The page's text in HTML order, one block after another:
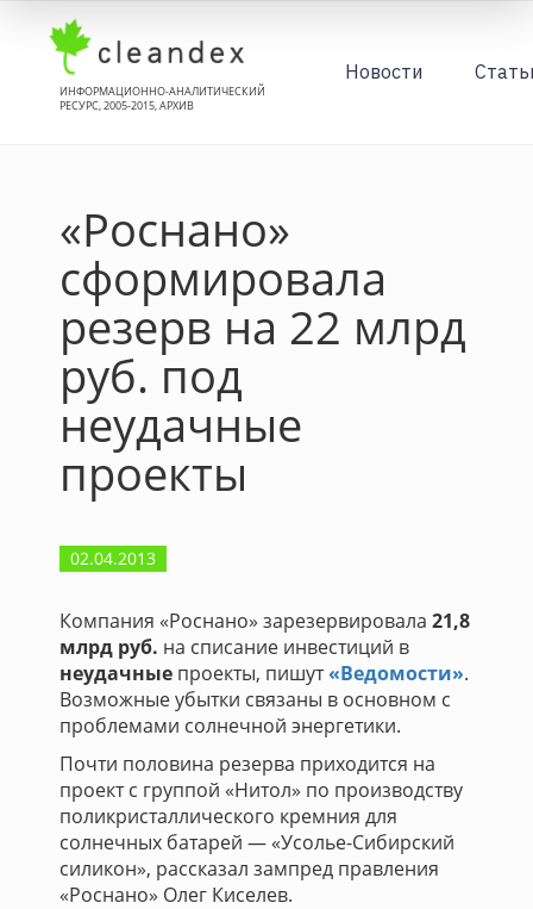
ИНФОРМАЦИОННО-АНАЛИТИЧЕСКИЙ
РЕСУРС, 2005-2015, АРХИВ
Новости
«Роснано»
сформировала
резерв на 22 млрд
руб. под
неудачные
проекты
02.04.2013
Компания «Роснано» зарезервировала 21,8
млрд руб. на списание инвестиций в
неудачные проекты, пишут«Ведомости».
Возможные убытки связаны в основном с
проблемами солнечной энергетики.
Почти половина резерва приходится на
проект с группой «Нитол» по производству
поликристаллического кремния для
солнечных батарей — «Усолье-Сибирский
силикон», рассказал зампред правления
«Роснано» Олег Киселев.